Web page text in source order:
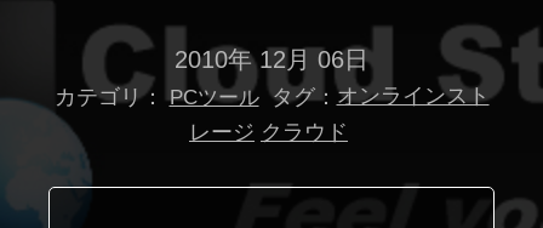
2010年 12月 06日
カテゴリ： PCツール タグ： オンラインスト
レージ クラウド